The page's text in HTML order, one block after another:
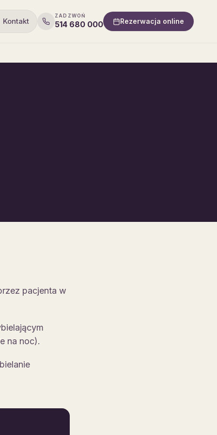
Kontakt
ZADZWOŃ
514 680 000 Rezerwacja online
pacjenta w
na noc).